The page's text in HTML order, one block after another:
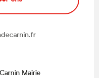
Mairie